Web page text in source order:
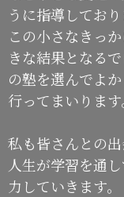
うに指導しており
この小さなきっ
きな結果となる
の塾を選んでよ
行ってまいります
私も皆さんとの
人生が学習を通
力していきます。